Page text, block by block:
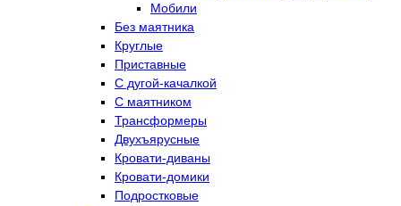
Мобили
Без маятника
Круглые
Приставные
С дугой-качалкой
С маятником
Трансформеры
Двухъярусные
Кровати-диваны
Кровати-домики
Подростковые